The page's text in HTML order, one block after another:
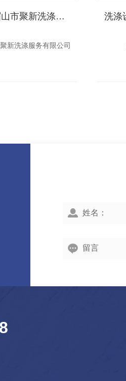
洗涤设备案例-眉山市聚新洗涤服务有限公司
新洗涤服务有限公司